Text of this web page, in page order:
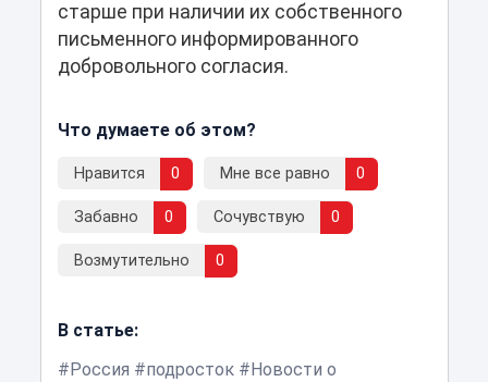
старше при наличии их собственного
письменного информированного
добровольного согласия.
Что думаете об этом?
Нравится 0 Мне все равно 0
Забавно 0 Сочувствую 0
Возмутительно 0
В статье:
Россия
подросток
Новости о